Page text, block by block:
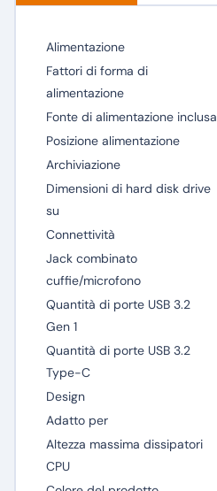
Alimentazione
Fattori di forma di
alimentazione
Fonte di alimentazione inclusa
Posizione alimentazione
Archiviazione
Dimensioni di hard disk drive
su
Connettività
Jack combinato
cuffie/microfono
Quantità di porte USB 3.2
Gen 1
Quantità di porte USB 3.2
Type-C
Design
Adatto per
Altezza massima dissipatori
CPU